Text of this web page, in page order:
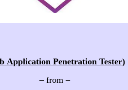
(Web Application Penetration Tester)
– from –